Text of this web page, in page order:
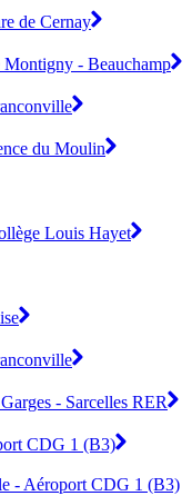
de Cernay
Montigny - Beauchamp
du Moulin
Louis Hayet
- Sarcelles RER
CDG 1 (B3)
- Aéroport CDG 1 (B3)